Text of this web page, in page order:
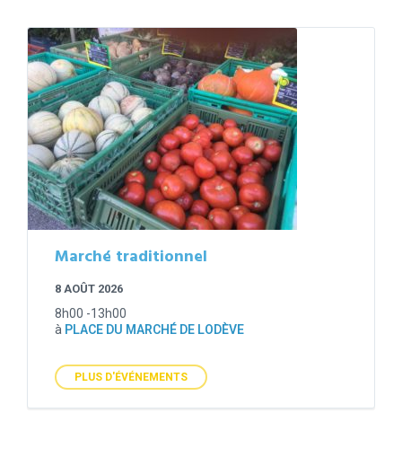
Marché traditionnel
8 AOÛT 2026
8h00 -13h00
à PLACE DU MARCHÉ DE LODÈVE
PLUS D'ÉVÉNEMENTS